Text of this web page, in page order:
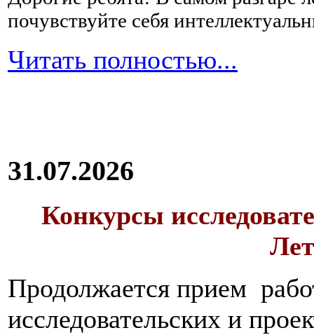
почувствуйте себя
Читать полностью...
31.07.2026
Конкурсы
Продолжается прием
исследовательских и